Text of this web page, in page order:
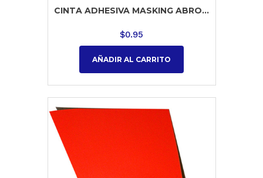
CINTA ADHESIVA MASKING ABRO...
$0.95
AÑADIR AL CARRITO